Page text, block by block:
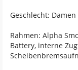
Geschlecht: Damen
Rahmen: Alpha
Battery, interne